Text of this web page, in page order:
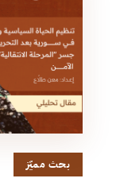
بحث مميّز